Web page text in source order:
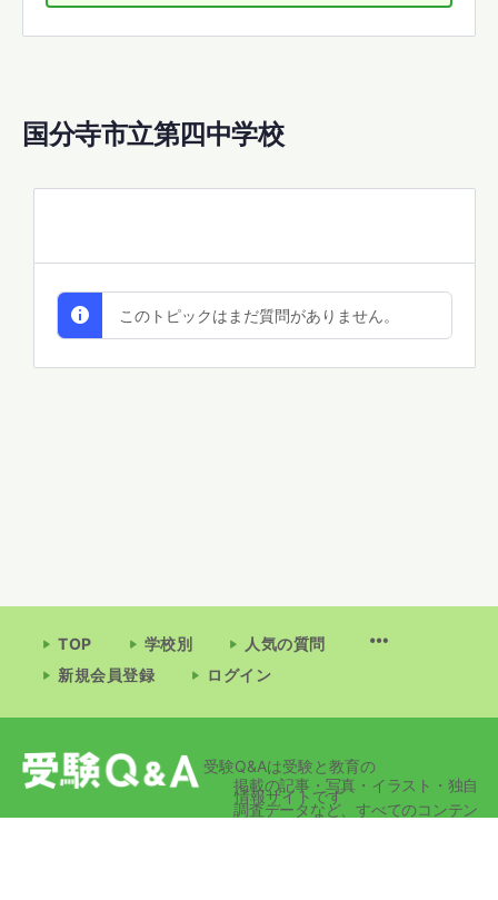
国分寺市立第四中学校
このトピックはまだ質問がありません。
TOP 学校別
人気の質問
新規会員登録
ログイン
受験Q&Aは受験と教育の
情報サイトです
掲載の記事・写真・イラスト・独自
調査データなど、すべてのコンテン